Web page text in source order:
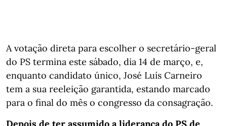
A votação direta para escolher o secretário-geral
do PS termina este sábado, dia 14 de março, e,
enquanto candidato único, José Luís Carneiro
tem a sua reeleição garantida, estando marcado
para o final do mês o congresso da consagração.
Depois de ter assumido a liderança do PS de